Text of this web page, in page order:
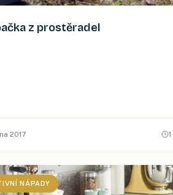
z prostěradel
2017 1
NÁPADY